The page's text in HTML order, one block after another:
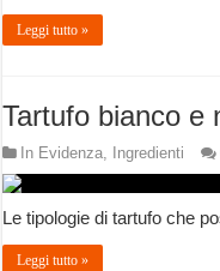
Leggi tutto »
Tartufo bianco e
In Evidenza, Ingredienti
Le tipologie di tartufo che
Leggi tutto »